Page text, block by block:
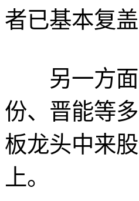
者已基本复
另一方面
份、晋能等
板龙头中来
上。